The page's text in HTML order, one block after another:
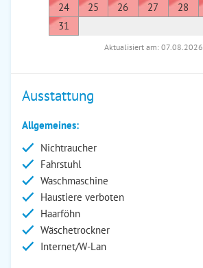
24
25 26 27 28
31
Aktualisiert am: 07.08.2026
Ausstattung
Allgemeines:
Nichtraucher
Fahrstuhl
Waschmaschine
Haustiere verboten
Haarföhn
Wäschetrockner
Internet/W-Lan